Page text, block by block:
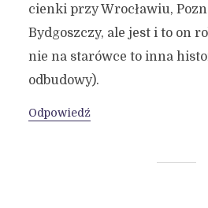
cienki przy Wrocławiu,
Bydgoszczy, ale jest i to on
nie na starówce to inna
odbudowy).
Odpowiedź